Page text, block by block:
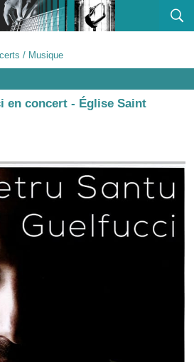
/ Musique
en concert - Église Saint